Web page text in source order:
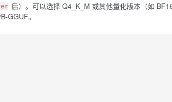
后）。可以选择 Q4_K_M 或其他量化版本（如
GGUF。